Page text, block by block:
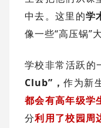
中去。这里的学
像一些“高压锅”
学校非常活跃的
Club”，作为新
都会有高年级学
分利用了校园周